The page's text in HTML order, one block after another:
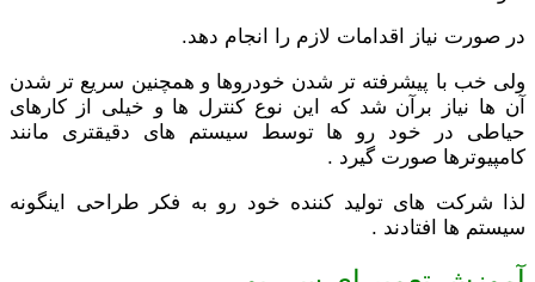
در صورت نیاز اقدامات لازم را انجام دهد.
ولی خب با پیشرفته تر شدن خودروها و همچنین سریع تر شدن
آن ها نیاز برآن شد که این نوع کنترل ها و خیلی از کارهای
حیاطی در خود رو ها توسط سیستم های دقیقتری مانند
کامپیوترها صورت گیرد .
لذا شرکت های تولید کننده خود رو به فکر طراحی اینگونه
سیستم ها افتادند .